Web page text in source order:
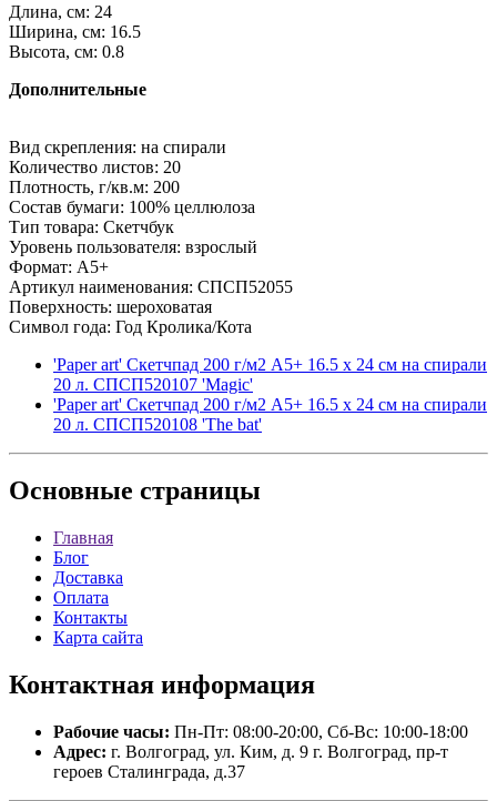
Длина, см: 24
Ширина, см: 16.5
Высота, см: 0.8
Дополнительные
Вид скрепления: на спирали
Количество листов: 20
Плотность, г/кв.м: 200
Состав бумаги: 100% целлюлоза
Тип товара: Скетчбук
Уровень пользователя: взрослый
Формат: A5+
Артикул наименования: СПСП52055
Поверхность: шероховатая
Символ года: Год Кролика/Кота
'Paper art' Скетчпад 200 г/м2 A5+ 16.5 х 24 см на спирали
20 л. СПСП520107 'Magic'
'Paper art' Скетчпад 200 г/м2 A5+ 16.5 х 24 см на спирали
20 л. СПСП520108 'The bat'
Основные страницы
Главная
Блог
Доставка
Оплата
Контакты
Карта сайта
Контактная информация
Рабочие часы: Пн-Пт: 08:00-20:00, Сб-Вс: 10:00-18:00
Адрес: г. Волгоград, ул. Ким, д. 9 г. Волгоград, пр-т
героев Сталинграда, д.37